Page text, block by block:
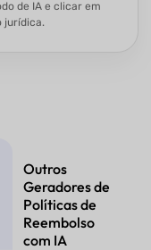
de IA e clicar em
jurídica.
Outros
Geradores de
Políticas de
Reembolso
com IA